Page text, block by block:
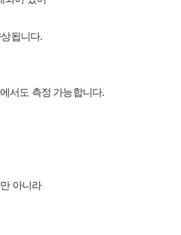
됩니다.
서도 측정 가능합니다.
아니라